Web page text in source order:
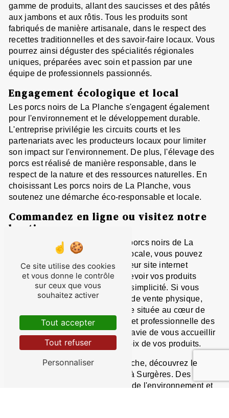
gamme de produits, allant des saucisses et des pâtés
aux jambons et aux rôtis. Tous les produits sont
fabriqués de manière artisanale, dans le respect des
recettes traditionnelles et des savoir-faire locaux. Vous
pourrez ainsi déguster des spécialités régionales
uniques, préparées avec soin et passion par une
équipe de professionnels passionnés.
Engagement écologique et local
Les porcs noirs de La Planche s'engagent également
pour l'environnement et le développement durable.
L'entreprise privilégie les circuits courts et les
partenariats avec les producteurs locaux pour limiter
son impact sur l'environnement. De plus, l'élevage des
porcs est réalisé de manière responsable, dans le
respect de la nature et des ressources naturelles. En
choisissant Les porcs noirs de La Planche, vous
soutenez une démarche éco-responsable et locale.
Commandez en ligne ou visitez notre
boutique
Pour découvrir les produits des porcs noirs de La
Planche et soutenir l'économie locale, vous pouvez
passer commande en ligne sur leur site internet
sécurisé. Vous pourrez ainsi recevoir vos produits
directement chez vous, en toute simplicité. Si vous
préférez l'authenticité d'un point de vente physique,
n'hésitez pas à visiter la boutique située au cœur de
Surgères. L'équipe chaleureuse et professionnelle des
porcs noirs de La Planche sera ravie de vous accueillir
et de vous conseiller dans le choix de vos produits.
Avec Les porcs noirs de La Planche, découvrez le
meilleur de la production locale à Surgères. Des
produits de qualité, respectueux de l'environnement et
Ce site utilise des cookies
et vous donne le contrôle
sur ceux que vous
souhaitez activer
Tout accepter
Tout refuser
Personnaliser